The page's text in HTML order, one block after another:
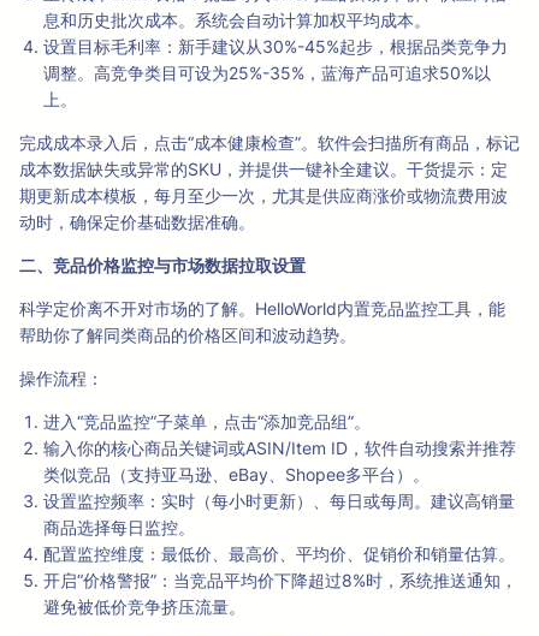
息和历史批次成本。系统会自动计算加权平均成本。
设置目标毛利率：新手建议从30%-45%起步，根据品类竞争力
调整。高竞争类目可设为25%-35%，蓝海产品可追求50%以
上。
完成成本录入后，点击“成本健康检查”。软件会扫描所有商品，标记
成本数据缺失或异常的SKU，并提供一键补全建议。干货提示：定
期更新成本模板，每月至少一次，尤其是供应商涨价或物流费用波
动时，确保定价基础数据准确。
二、竞品价格监控与市场数据拉取设置
科学定价离不开对市场的了解。HelloWorld内置竞品监控工具，能
帮助你了解同类商品的价格区间和波动趋势。
操作流程：
进入“竞品监控”子菜单，点击“添加竞品组”。
输入你的核心商品关键词或ASIN/Item ID，软件自动搜索并推荐
类似竞品（支持亚马逊、eBay、Shopee多平台）。
设置监控频率：实时（每小时更新）、每日或每周。建议高销量
商品选择每日监控。
配置监控维度：最低价、最高价、平均价、促销价和销量估算。
开启“价格警报”：当竞品平均价下降超过8%时，系统推送通知，
避免被低价竞争挤压流量。